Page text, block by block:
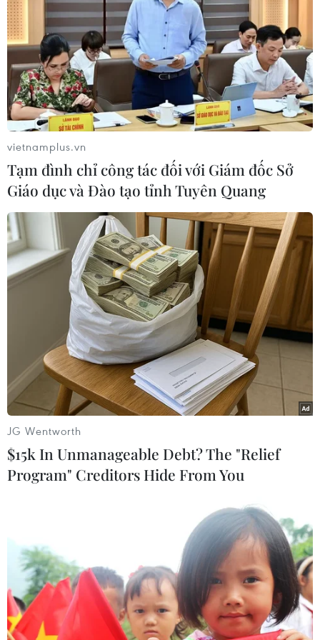
#Dịch COVID-19
#Ca mắc COVID-19
#Biến thể Omicron
#Tử vong #Tiêm chủng
Đức
Pháp Venezuela
Theo dõi VietnamPlus
TIN LIÊN QUAN
vietnamplus.vn
Tạm đình chỉ công tác đối với Giám đốc Sở
Giáo dục và Đào tạo tỉnh Tuyên Quang
JG Wentworth
$15k In Unmanageable Debt? The "Relief
Program" Creditors Hide From You